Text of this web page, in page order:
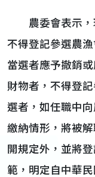
農委會表示，
不得登記參選農
當選者應予撤銷
財物者，不得登
選者，如任職中
繳納情形，將被
開規定外，並將
範，明定自中華